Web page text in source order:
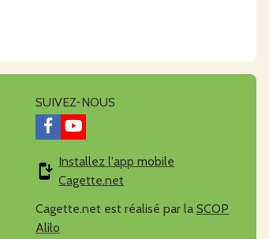
SUIVEZ-NOUS
Installez l'app mobile
Cagette.net
Cagette.net est réalisé par la SCOP
Alilo